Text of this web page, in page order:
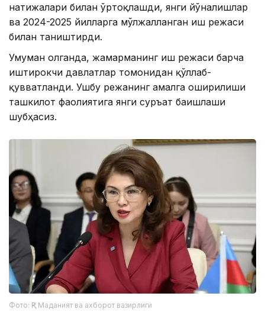
натижалари билан ўртоқлашди, янги йўналишлар
ва 2024-2025 йилларга мўлжалланган иш режаси
билан таништирди.
Умуман олганда, жамғарманинг иш режаси барча
иштирокчи давлатлар томонидан қўллаб-
қувватланди. Ушбу режанинг амалга оширилиши
ташкилот фаолиятига янги суръат бағишлаши
шубҳасиз.
Фото: ҚР Маданият ва ахборот вазирлиги